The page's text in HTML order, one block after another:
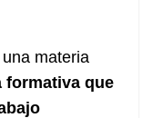
materia
formativa que